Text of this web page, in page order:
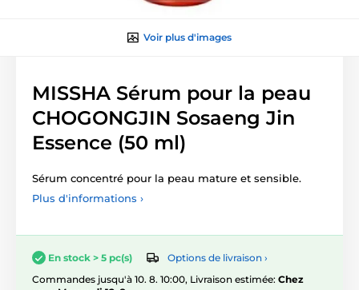
Voir plus d'images
MISSHA Sérum pour la peau
CHOGONGJIN Sosaeng Jin
Essence (50 ml)
Sérum concentré pour la peau mature et sensible.
Plus d'informations ›
En stock > 5 pc(s)
Options de livraison ›
Commandes jusqu'à 10. 8. 10:00, Livraison estimée: Chez